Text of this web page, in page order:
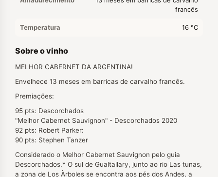
francês
Temperatura 16 °C
Sobre o vinho
MELHOR CABERNET DA ARGENTINA!
Envelhece 13 meses em barricas de carvalho francês.
Premiações:
95 pts: Descorchados
"Melhor Cabernet Sauvignon" - Descorchados 2020
92 pts: Robert Parker:
90 pts: Stephen Tanzer
Considerado o Melhor Cabernet Sauvignon pelo guia
Descorchados.* O sul de Gualtallary, junto ao rio Las tunas,
a zona de Los Àrboles se encontra aos pés dos Andes, a